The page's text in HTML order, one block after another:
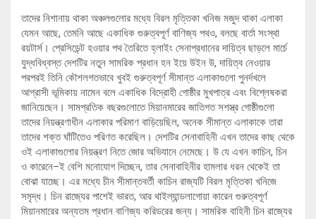
তাদের নিশানায় থাকা অঞ্চলগুলোর মধ্যে বিরল মৃত্তিকা খনিজ মজুদ থাকা এলাকা
যেমন আছে, তেমনি আছে একাধিক গুরুত্বপূর্ণ বাণিজ্য পথও, বলছে বার্তা সংস্থা
রয়টার্স। প্রেসিডেন্ট হওয়ার পথ তৈরিতে হ্লাইং সেনাপ্রধানের দায়িত্ব ছাড়লে মার্চে
যুদ্ধবিধ্বস্ত দেশটির নতুন সামরিক প্রধান হন ইয়ে উইন উ, দায়িত্ব নেওয়ার
পরপরই তিনি কৌশলগতভাবে খুবই গুরুত্বপূর্ণ সীমান্ত এলাকাগুলো পুনর্দখলে
আগ্রাসী ভূমিকায় নামেন বলে একাধিক বিদ্রোহী গোষ্ঠীর মুখপাত্র এবং বিশ্লেষকরা
জানিয়েছেন। সামপ্রতিক বছরগুলোতে মিয়ানমারের জাতিগত সশস্ত্র গোষ্ঠীগুলো
তাদের নিয়ন্ত্রণাধীন এলাকার পরিমাণ বাড়িয়েছিল, অনেক সীমান্ত এলাকাকে তারা
তাদের শক্ত ঘাঁটিতেও পরিণত করেছিল। দেশটির সেনাবাহিনী এখন তাদের কাছ থেকে
ওই এলাকাগুলোর নিয়ন্ত্রণ নিতে জোর অভিযানে নেমেছে। উ যে এখন কাচিন, চিন
ও কারেনে–ই বেশি মনোযোগ দিচ্ছেন, তার সেনাবাহিনীর হামলার ধরন থেকেই তা
বোঝা যাচ্ছে। এর মধ্যে চীন সীমান্তবর্তী কাচিন রাজ্যটি বিরল মৃত্তিকা খনিজে
সমৃদ্ধ। চিন রাজ্যের পাশেই ভারত, আর থাইল্যান্ডলাগোয়া কারেন গুরুত্বপূর্ণ
মিয়ানমারের অন্যতম প্রধান বাণিজ্য করিডরের জন্য। সামরিক বাহিনী চিন রাজ্যের